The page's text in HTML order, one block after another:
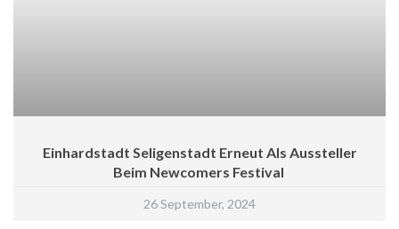
Einhardstadt Seligenstadt Erneut Als Aussteller
Beim Newcomers Festival
26 September, 2024